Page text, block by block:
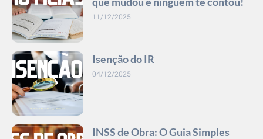
11/12/2025
Isenção do IR
04/12/2025
INSS de Obra: O Guia Simples